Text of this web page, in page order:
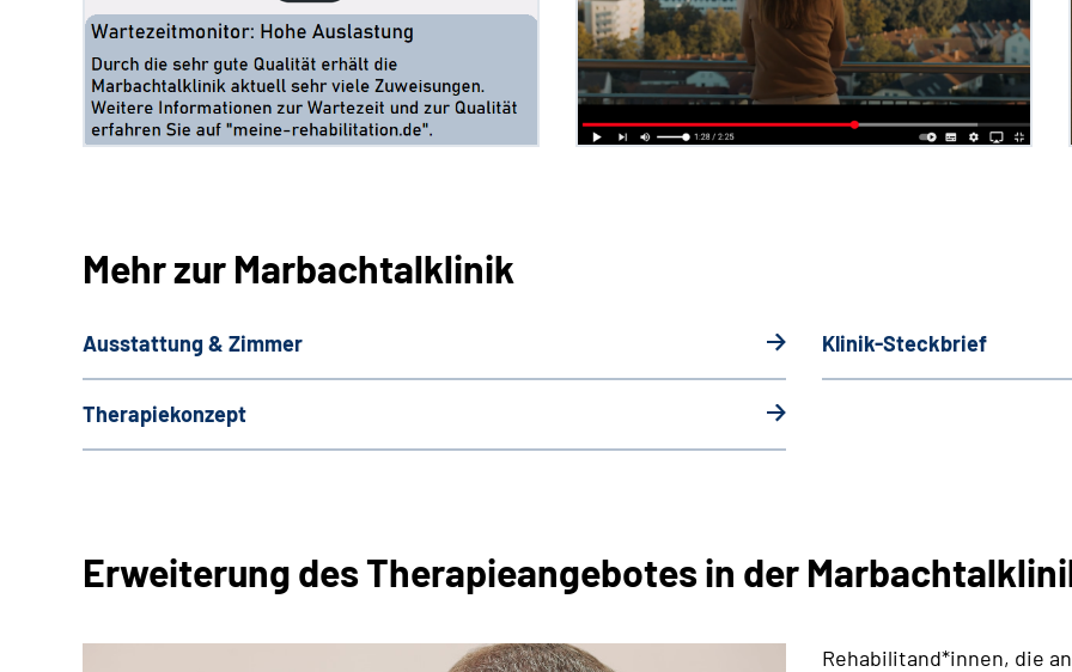
Mehr zur Marbachtalklinik
Ausstattung & Zimmer Klinik-Steckbrief
Therapiekonzept
Erweiterung des Therapieangebotes in der
Rehabilitand*innen, die